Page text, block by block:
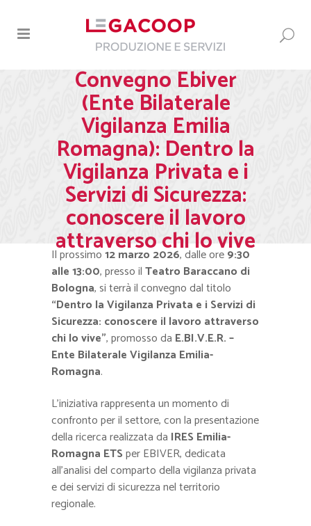
Convegno Ebiver
(Ente Bilaterale
Vigilanza Emilia
Romagna): Dentro la
Vigilanza Privata e i
Servizi di Sicurezza:
conoscere il lavoro
attraverso chi lo vive
Il prossimo12 marzo 2026, dalle ore9:30
alle 13:00, presso ilTeatro Baraccano di
Bologna, si terrà il convegno dal titolo
“Dentro la Vigilanza Privata e i Servizi di
Sicurezza: conoscere il lavoro attraverso
chi lo vive”, promosso da E.BI.V.E.R. –
Ente Bilaterale Vigilanza Emilia-
Romagna.
L’iniziativa rappresenta un momento di
confronto per il settore, con la presentazione
della ricerca realizzata da IRES Emilia-
Romagna ETSper EBIVER, dedicata
all’analisi del comparto della vigilanza privata
e dei servizi di sicurezza nel territorio
regionale.